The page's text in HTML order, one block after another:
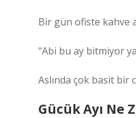
Bir gün ofiste kahve
“Abi bu ay bitmiyor
Aslında çok basit bir
Gücük Ayı Ne